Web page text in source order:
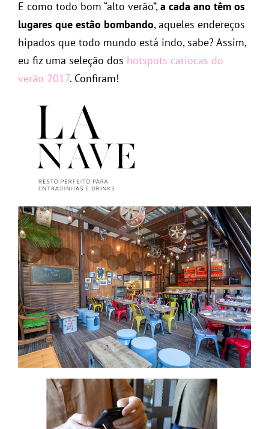
E como todo bom “alto verão”,a cada ano têm os
lugares que estão bombando, aqueles endereços
hipados que todo mundo está indo, sabe? Assim,
eu fiz uma seleção dos hotspots cariocas do
verão 2017. Confiram!